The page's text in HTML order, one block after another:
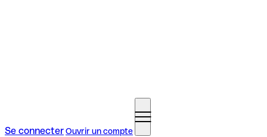
Se connecterOuvrir un compte